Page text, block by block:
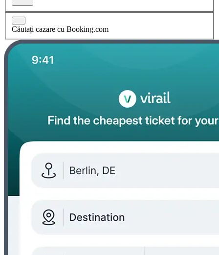
Căutați cazare cu Booking.com